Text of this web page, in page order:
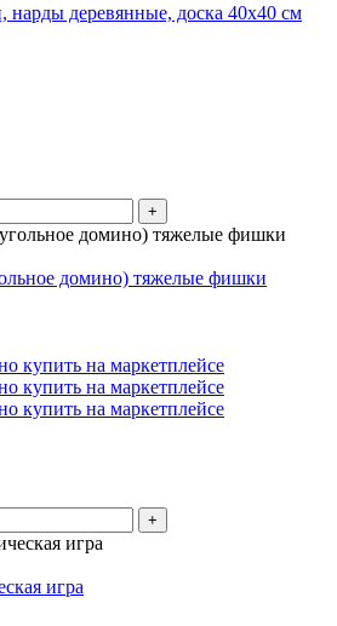
деревянные, доска 40х40 см
+
домино) тяжелые фишки
+
игра